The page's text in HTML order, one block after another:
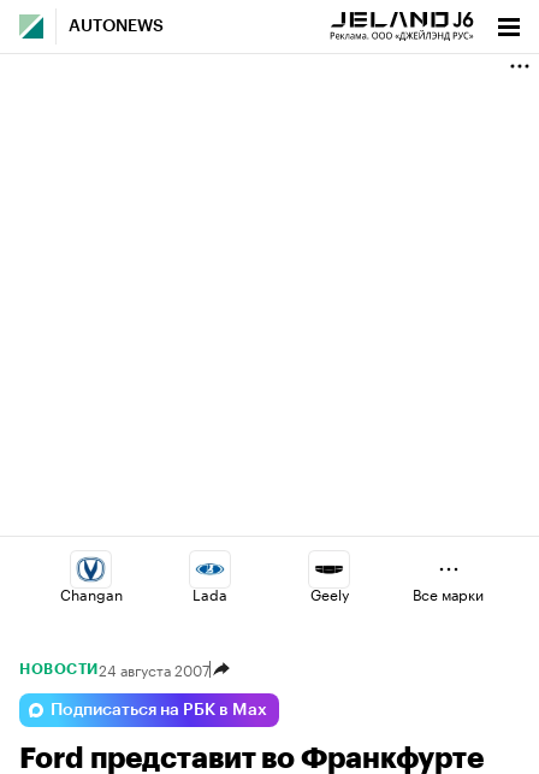
AUTONEWS
Changan Lada Geely
Jaecoo Esteo
Haval Volga Voyah
Все марки
НОВОСТИ 24 августа 2007
Подписаться на РБК в Max
Ford представит во Франкфурте